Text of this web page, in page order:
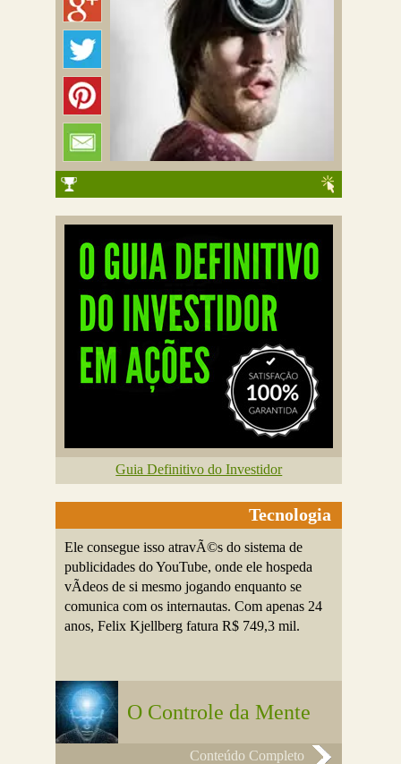
Guia Definitivo do Investidor
Tecnologia
Ele consegue isso atravÃ©s do sistema de
publicidades do YouTube, onde ele hospeda
vÃ­deos de si mesmo jogando enquanto se
comunica com os internautas. Com apenas 24
anos, Felix Kjellberg fatura R$ 749,3 mil.
O Controle da Mente
Conteúdo Completo